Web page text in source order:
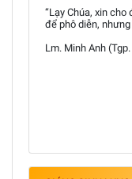
“Lạy Chúa, xin
để phô diễn,
Lm. Minh Anh